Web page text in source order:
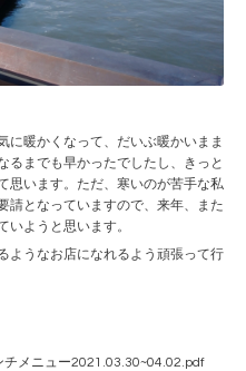
に暖かくなって、だいぶ暖かいまま
るまでも早かったでしたし、きっと
思います。ただ、寒いのが苦手な私
請となっていますので、来年、また
いようと思います。
ようなお店になれるよう頑張って行
チメニュー2021.03.30~04.02.pdf